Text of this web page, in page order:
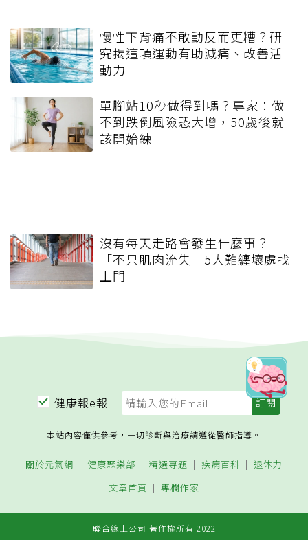
慢性下背痛不敢動反而更糟？研
究揭這項運動有助減痛、改善活
動力
單腳站10秒做得到嗎？專家：做
不到跌倒風險恐大增，50歲後就
該開始練
沒有每天走路會發生什麼事？
「不只肌肉流失」5大難纏壞處找
上門
健康報e報
本站內容僅供參考，一切診斷與治療請遵從醫師指導。
關於元氣網 健康聚樂部 精選專題 疾病百科
退休力
文章首頁
專欄作家
聯合線上公司 著作權所有 2022